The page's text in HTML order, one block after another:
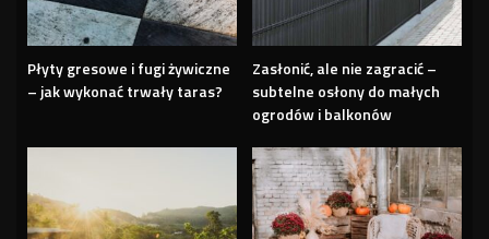
Płyty gresowe i fugi żywiczne
– jak wykonać trwały taras?
Zasłonić, ale nie zagracić –
subtelne osłony do małych
ogrodów i balkonów